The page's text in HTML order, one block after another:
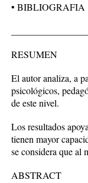
• BIBLIOGRAFIA
RESUMEN
El autor analiza, a
psicológicos,
de este nivel.
Los resultados
tienen mayor
se considera que al
ABSTRACT